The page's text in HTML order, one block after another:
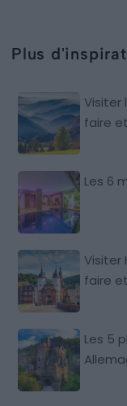
Plus
Visiter
faire
Les 6
Visiter
faire
Les 5